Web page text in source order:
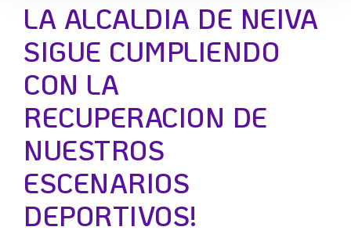
LA ALCALDIA DE NEIVA
SIGUE CUMPLIENDO
CON LA
RECUPERACION DE
NUESTROS
ESCENARIOS
DEPORTIVOS!